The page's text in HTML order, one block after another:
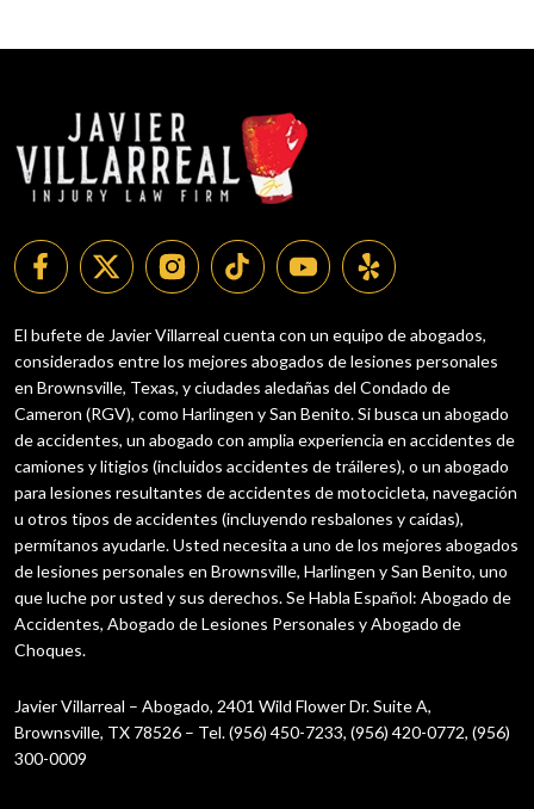
El bufete de Javier Villarreal cuenta con un equipo de abogados,
considerados entre los mejores abogados de lesiones personales
en Brownsville, Texas, y ciudades aledañas del Condado de
Cameron (RGV), como Harlingen y San Benito. Si busca un abogado
de accidentes, un abogado con amplia experiencia en accidentes de
camiones y litigios (incluidos accidentes de tráileres), o un abogado
para lesiones resultantes de accidentes de motocicleta, navegación
u otros tipos de accidentes (incluyendo resbalones y caídas),
permítanos ayudarle. Usted necesita a uno de los mejores abogados
de lesiones personales en Brownsville, Harlingen y San Benito, uno
que luche por usted y sus derechos. Se Habla Español: Abogado de
Accidentes, Abogado de Lesiones Personales y Abogado de
Choques.
Javier Villarreal – Abogado, 2401 Wild Flower Dr. Suite A,
Brownsville, TX 78526 – Tel. (956) 450-7233, (956) 420-0772, (956)
300-0009